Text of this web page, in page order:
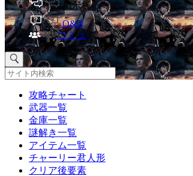
掲示板
Q&A
コミュ
攻略チャート
武器一覧
金庫一覧
謎解き一覧
アイテム一覧
チャーリー君人形
クリア後要素